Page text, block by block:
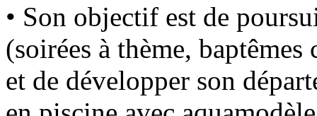
• Son objectif est de
(soirées à thème,
et de développer son